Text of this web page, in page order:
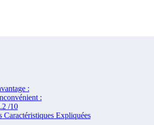
:
:
/10
Caractéristiques Expliquées